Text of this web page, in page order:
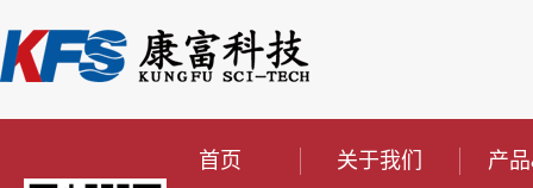
首页 关于我们 产